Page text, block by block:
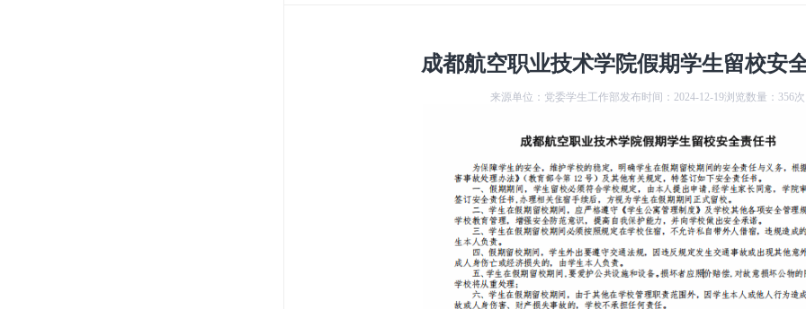
成都航空职业技术学院假期学生留校安
来源单位：党委学生工作部发布时间：2024-12-19浏览数量：356次